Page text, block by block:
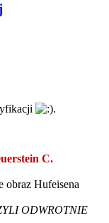
.
C.
obraz Hufeisena
ODWROTNIE